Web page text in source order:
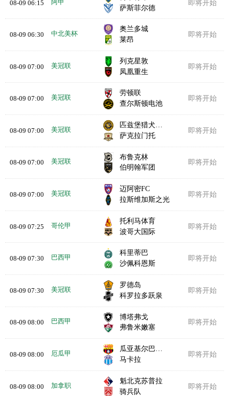
08-09 06:15 阿甲
萨斯菲尔德
即将开始
08-09 06:30 中北美杯
奥兰多城
莱昂
即将开始
08-09 07:00 美冠联
列克星敦
凤凰重生
即将开始
08-09 07:00 美冠联
劳顿联
查尔斯顿电池
即将开始
08-09 07:00 美冠联
匹兹堡猎犬河队
萨克拉门托
即将开始
08-09 07:00 美冠联
布鲁克林
伯明翰军团
即将开始
08-09 07:00 美冠联
迈阿密FC
拉斯维加斯之光
即将开始
08-09 07:25 哥伦甲
托利马体育
波哥大国际
即将开始
08-09 07:30 巴西甲
科里蒂巴
沙佩科恩斯
即将开始
08-09 07:30 美冠联
罗德岛
科罗拉多跃泉
即将开始
08-09 08:00 巴西甲
博塔弗戈
弗鲁米嫩塞
即将开始
08-09 08:00 厄瓜甲
瓜亚基尔巴塞罗那
马卡拉
即将开始
08-09 08:00 加拿职
魁北克苏普拉
骑兵队
即将开始